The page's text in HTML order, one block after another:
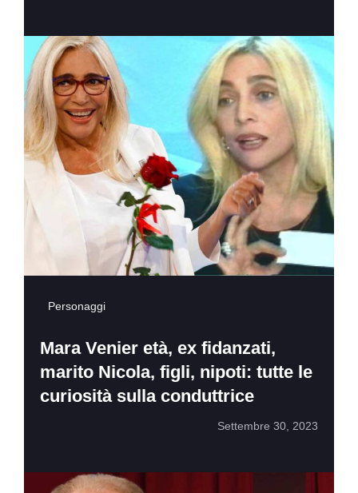
Personaggi
Mara Venier età, ex fidanzati,
marito Nicola, figli, nipoti: tutte le
curiosità sulla conduttrice
Settembre 30, 2023